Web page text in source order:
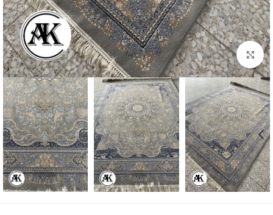
بزرگنمایی تصویر